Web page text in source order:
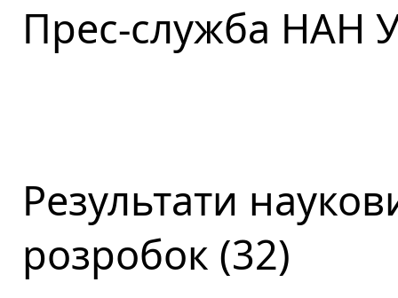
Прес-служба НАН
Результати
розробок (32)